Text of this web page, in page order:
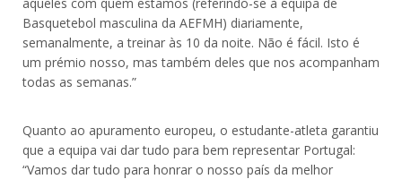
Basquetebol masculina da AEFMH) diariamente,
semanalmente, a treinar às 10 da noite. Não é fácil. Isto é
um prémio nosso, mas também deles que nos acompanham
todas as semanas.”
Quanto ao apuramento europeu, o estudante-atleta garantiu
que a equipa vai dar tudo para bem representar Portugal:
“Vamos dar tudo para honrar o nosso país da melhor